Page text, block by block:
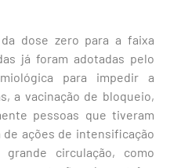
dose zero para a faixa
já foram adotadas pelo
para impedir a
a vacinação de bloqueio,
pessoas que tiveram
ações de intensificação
circulação, como